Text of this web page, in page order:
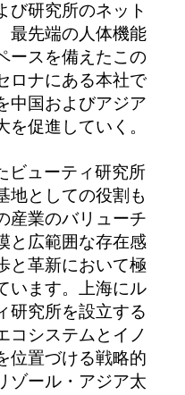
び研究所のネット
最先端の人体機能
ースを備えたこの
ロナにある本社で
中国およびアジア
促進していく。
ビューティ研究所
地としての役割も
産業のバリューチ
と広範囲な存在感
と革新において極
います。上海にル
研究所を設立する
コシステムとイノ
位置づける戦略的
ゾール・アジア太